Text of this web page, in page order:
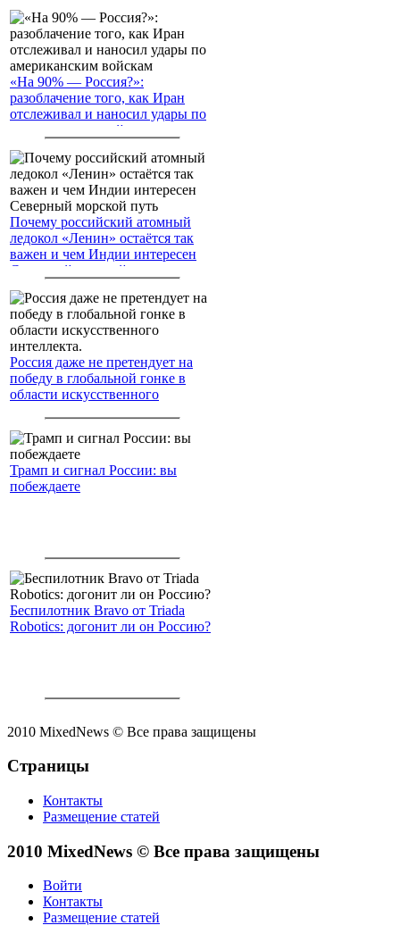
«На 90% — Россия?»:
разоблачение того, как Иран
отслеживал и наносил удары по
американским войскам
Почему российский атомный
ледокол «Ленин» остаётся так
важен и чем Индии интересен
Северный морской путь
Россия даже не претендует на
победу в глобальной гонке в
области искусственного
Трамп и сигнал России: вы
побеждаете
Беспилотник Bravo от Triada
Robotics: догонит ли он Россию?
2010 MixedNews © Все права защищены
Страницы
Контакты
Размещение статей
2010 MixedNews © Все права защищены
Войти
Контакты
Размещение статей